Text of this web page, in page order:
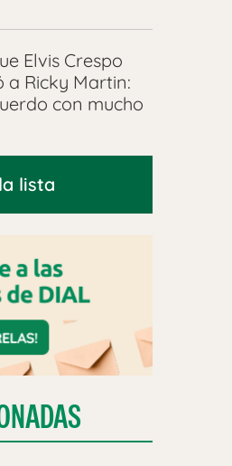
Elvis Crespo
a Ricky Martin:
con mucho
lista